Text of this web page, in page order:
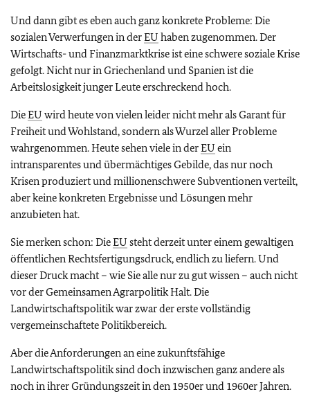
Und dann gibt es eben auch ganz konkrete Probleme: Die
sozialen Verwerfungen in derEU haben zugenommen. Der
Wirtschafts- und Finanzmarktkrise ist eine schwere soziale Krise
gefolgt. Nicht nur in Griechenland und Spanien ist die
Arbeitslosigkeit junger Leute erschreckend hoch.
DieEU wird heute von vielen leider nicht mehr als Garant für
Freiheit und Wohlstand, sondern als Wurzel aller Probleme
wahrgenommen. Heute sehen viele in derEU ein
intransparentes und übermächtiges Gebilde, das nur noch
Krisen produziert und millionenschwere Subventionen verteilt,
aber keine konkreten Ergebnisse und Lösungen mehr
anzubieten hat.
Sie merken schon: DieEU steht derzeit unter einem gewaltigen
öffentlichen Rechtsfertigungsdruck, endlich zu liefern. Und
dieser Druck macht – wie Sie alle nur zu gut wissen – auch nicht
vor der Gemeinsamen Agrarpolitik Halt. Die
Landwirtschaftspolitik war zwar der erste vollständig
vergemeinschaftete Politikbereich.
Aber die Anforderungen an eine zukunftsfähige
Landwirtschaftspolitik sind doch inzwischen ganz andere als
noch in ihrer Gründungszeit in den 1950er und 1960er Jahren.